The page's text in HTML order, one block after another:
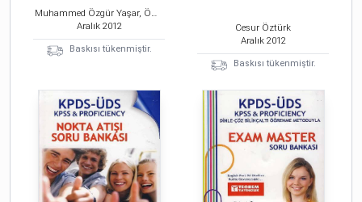
Muhammed Özgür Yaşar, Ömer Faruk Yaşar
Aralık 2012
Baskısı tükenmiştir.
Cesur Öztürk
Aralık 2012
Baskısı tükenmiştir.